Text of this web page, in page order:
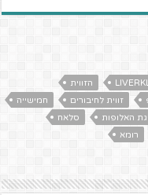
הזווית
זווית לחיבורים
חמישייה
האלופות
סלאח
רומא